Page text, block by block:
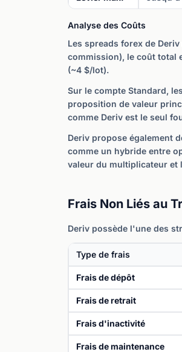
Analyse des Coûts
Les spreads forex de
commission), le coût total
(~4 $/lot).
Sur le compte Standard,
proposition de valeur
comme Deriv est le seul
Deriv propose également
comme un hybride entre
valeur du multiplicateur et
Frais Non Liés au
Deriv possède l'une des
Type de frais
Frais de dépôt
Frais de retrait
Frais d'inactivité
Frais de maintenance